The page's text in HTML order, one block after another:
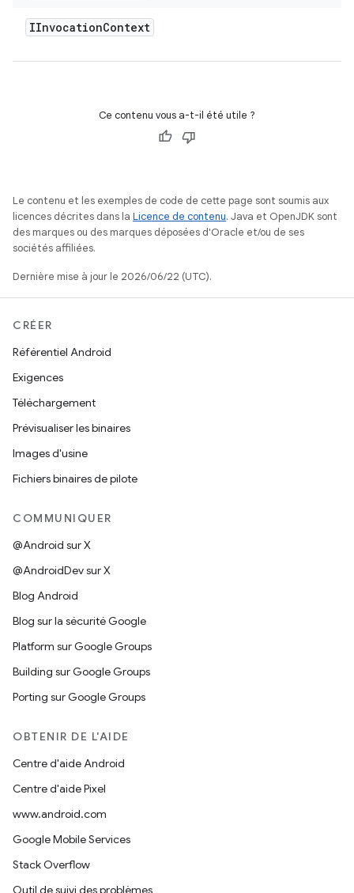
IInvocationContext
Ce contenu vous a-t-il été utile ?
Le contenu et les exemples de code de cette page sont soumis aux
licences décrites dans la Licence de contenu. Java et OpenJDK sont
des marques ou des marques déposées d'Oracle et/ou de ses
sociétés affiliées.
Dernière mise à jour le 2026/06/22 (UTC).
CRÉER
Référentiel Android
Exigences
Téléchargement
Prévisualiser les binaires
Images d'usine
Fichiers binaires de pilote
COMMUNIQUER
@Android sur X
@AndroidDev sur X
Blog Android
Blog sur la sécurité Google
Platform sur Google Groups
Building sur Google Groups
Porting sur Google Groups
OBTENIR DE L'AIDE
Centre d'aide Android
Centre d'aide Pixel
www.android.com
Google Mobile Services
Stack Overflow
Outil de suivi des problèmes